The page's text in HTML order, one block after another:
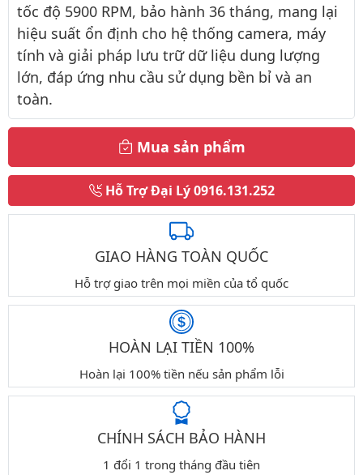
tốc độ 5900 RPM, bảo hành 36 tháng, mang lại
hiệu suất ổn định cho hệ thống camera, máy
tính và giải pháp lưu trữ dữ liệu dung lượng
lớn, đáp ứng nhu cầu sử dụng bền bỉ và an
toàn.
Mua sản phẩm
Hỗ Trợ Đại Lý0916.131.252
GIAO HÀNG TOÀN QUỐC
Hỗ trợ giao trên mọi miền của tổ quốc
HOÀN LẠI TIỀN 100%
Hoàn lại 100% tiền nếu sản phẩm lỗi
CHÍNH SÁCH BẢO HÀNH
1 đổi 1 trong tháng đầu tiên